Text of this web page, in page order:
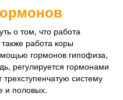
о том, что работа
работа коры
гормонов гипофиза,
регулируется гормонами
трехступенчатую систему
и половых.